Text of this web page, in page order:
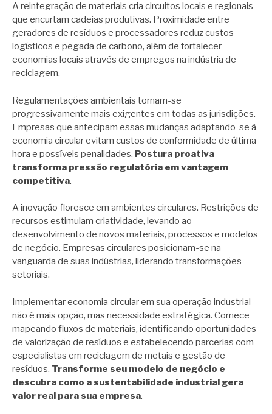
A reintegração de materiais cria circuitos locais e regionais
que encurtam cadeias produtivas. Proximidade entre
geradores de resíduos e processadores reduz custos
logísticos e pegada de carbono, além de fortalecer
economias locais através de empregos na indústria de
reciclagem.
Regulamentações ambientais tornam-se
progressivamente mais exigentes em todas as jurisdições.
Empresas que antecipam essas mudanças adaptando-se à
economia circular evitam custos de conformidade de última
hora e possíveis penalidades. Postura proativa
transforma pressão regulatória em vantagem
competitiva.
A inovação floresce em ambientes circulares. Restrições de
recursos estimulam criatividade, levando ao
desenvolvimento de novos materiais, processos e modelos
de negócio. Empresas circulares posicionam-se na
vanguarda de suas indústrias, liderando transformações
setoriais.
Implementar economia circular em sua operação industrial
não é mais opção, mas necessidade estratégica. Comece
mapeando fluxos de materiais, identificando oportunidades
de valorização de resíduos e estabelecendo parcerias com
especialistas em reciclagem de metais e gestão de
resíduos. Transforme seu modelo de negócio e
descubra como a sustentabilidade industrial gera
valor real para sua empresa.